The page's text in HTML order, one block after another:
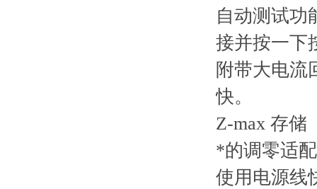
自动测试功
接并按一下
附带大电流
快。
Z-max 存储
*的调零适
使用电源线